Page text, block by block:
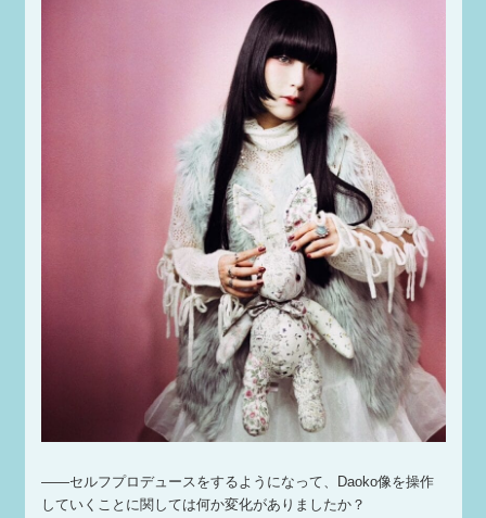
——セルフプロデュースをするようになって、Daoko像を操作
していくことに関しては何か変化がありましたか？